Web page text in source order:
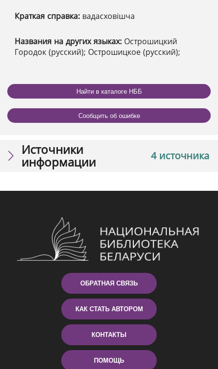
Краткая справка: вадасховішча
Названия на других языках: Острошицкий
Городок (русский); Острошицкое (русский);
Найти в каталоге НББ
Сообщить об ошибке
4 источника
Источники
информации
ОБРАТНАЯ СВЯЗЬ
КАК СТАТЬ АВТОРОМ
КОНТАКТЫ
ПОМОЩЬ